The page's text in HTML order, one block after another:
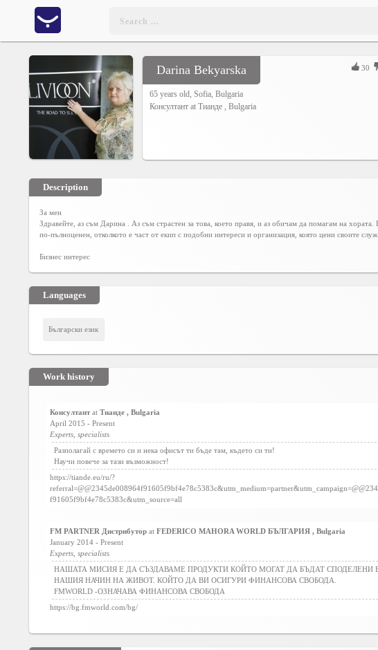
CONTENT
Charts
Yepses
Members
Business
interest
Registration
30
Darina Bekyarska
65 years old, Sofia, Bulgaria
Консултант at Тианде , Bulgaria
Description
За мен
Здравейте, аз съм Дарина . Аз съм страстен за това, което правя, и аз обичам да помагам на
по-пълноценен, отколкото е част от екип с подобни интереси и организация, която цени своите
Бизнес интерес
Languages
Български език
Work history
Консултантat Тианде , Bulgaria
April 2015 - Present
Experts, specialists
Разполагай с времето си и нека офисът ти бъде там, където си ти!
Научи повече за тази възможност!
https://tiande.eu/ru/?
f91605f9bf4e78c5383c&utm_source=all
FM PARTNER Дистрибутор at FEDERICO MAHORA WORLD БЪЛГАРИЯ , Bulgaria
January 2014 - Present
Experts, specialists
НАШАТА МИСИЯ Е ДА СЪЗДАВАМЕ ПРОДУКТИ КОЙТО МОГАТ ДА БЪДАТ СПОДЕЛЕНИ
НАШИЯ НАЧИН НА ЖИВОТ. КОЙТО ДА ВИ ОСИГУРИ ФИНАНСОВА СВОБОДА.
FMWORLD -ОЗНАЧАВА ФИНАНСОВА СВОБОДА
https://bg.fmworld.com/bg/